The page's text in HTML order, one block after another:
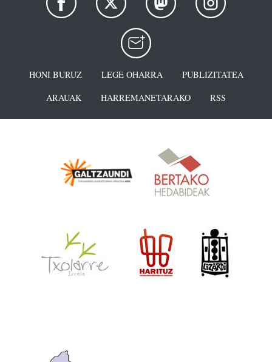
HONI BURUZ LEGE OHARRA
PUBLIZITATEA
ARAUAK
HARREMANETARAKO RSS